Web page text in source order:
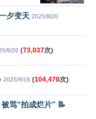
夕变天 2025/9/20
9/20 (73,037次)
2025/9/19 (104,470次)
骂“拍成烂片” 📝